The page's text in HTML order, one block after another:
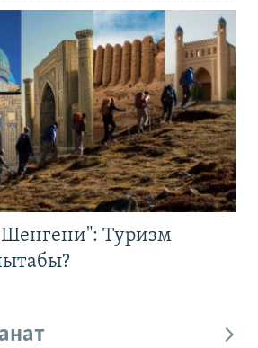
Шенгени": Туризм